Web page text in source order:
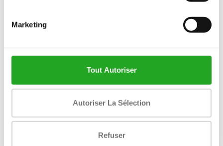
Marketing
Tout Autoriser
Autoriser La Sélection
Refuser
Avec plus de 28 ans d'expérience dans l'industrie du fitness, nous
savons exactement ce qu'un bon appareil doit offrir. Chaque
testé, afin que vous soyez toujours assuré de la qualité. C'est
pourquoi nous offrons également unegarantie d'un an
questions sur ce produit ou souhaitez des conseils sur
l'aménagement de votre espace d'entraînement ? Notre équipe
de spécialistes est à votre disposition. N'hésitez pas ànous